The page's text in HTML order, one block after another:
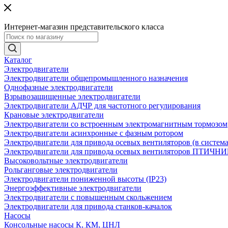
Интернет-магазин представительского класса
Каталог
Электродвигатели
Электродвигатели общепромышленного назначения
Однофазные электродвигатели
Взрывозащищенные электродвигатели
Электродвигатели АДЧР для частотного регулирования
Крановые электродвигатели
Электродвигатели со встроенным электромагнитным тормозом
Электродвигатели асинхронные с фазным ротором
Электродвигатели для привода осевых вентиляторов (в
Электродвигатели для привода осевых вентиляторов
Высоковольтные электродвигатели
Рольганговые электродвигатели
Электродвигатели пониженной высоты (IP23)
Энергоэффективные электродвигатели
Электродвигатели с повышенным скольжением
Электродвигатели для привода станков-качалок
Насосы
Консольные насосы К, КМ, ЦНЛ